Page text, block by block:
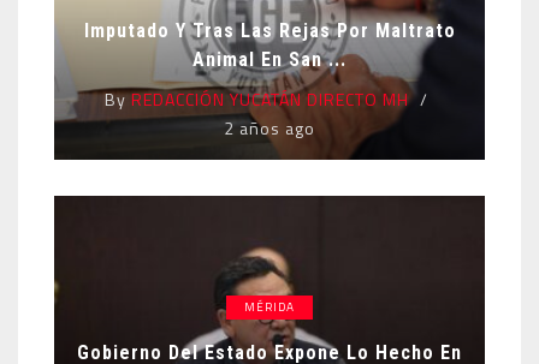
Imputado Y Tras Las Rejas Por Maltrato
Animal En San ...
ByREDACCIÓN YUCATÁN DIRECTO MH
2 años ago
MÉRIDA
Gobierno Del Estado Expone Lo Hecho En